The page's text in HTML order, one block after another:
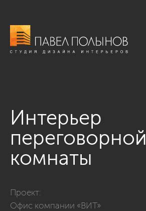
Интерьер
переговорной
комнаты
Проект:
Офис компании «ВИТ»